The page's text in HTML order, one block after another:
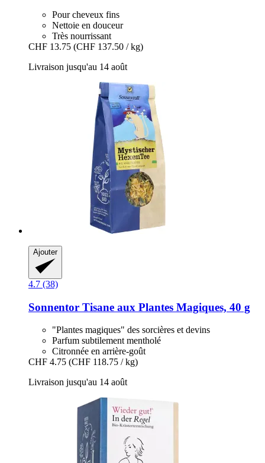
Pour cheveux fins
Nettoie en douceur
Très nourrissant
CHF 13.75 (CHF 137.50 / kg)
Livraison jusqu'au 14 août
Ajouter
4.7 (38)
Sonnentor Tisane aux Plantes Magiques, 40 g
"Plantes magiques" des sorcières et devins
Parfum subtilement mentholé
Citronnée en arrière-goût
CHF 4.75 (CHF 118.75 / kg)
Livraison jusqu'au 14 août